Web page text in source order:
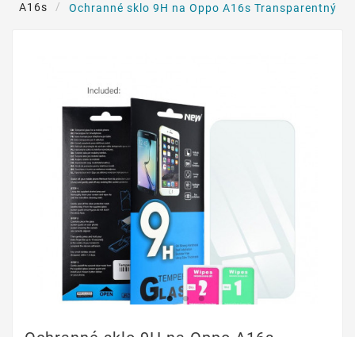
A16s
Ochranné sklo 9H na Oppo A16s Transparentný